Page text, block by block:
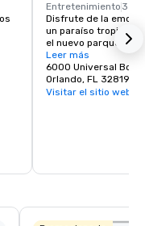
a
Entretenimiento 3
Disfrute de la
un paraíso tropical
el nuevo parque
Volcano Bay,
emoción junto con
crean una
completamente
Leer más
6000 Universal
Orlando, FL 32819
Visitar el sitio web